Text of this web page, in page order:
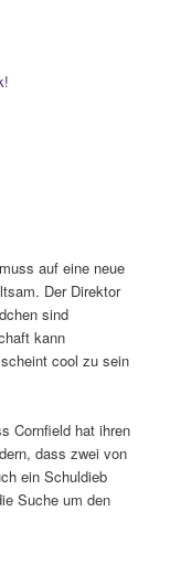
auf eine neue
Der Direktor
sind
kann
cool zu sein
Cornfield hat ihren
dass zwei von
ein Schuldieb
Suche um den